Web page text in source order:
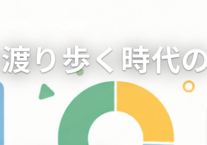
り歩く時代